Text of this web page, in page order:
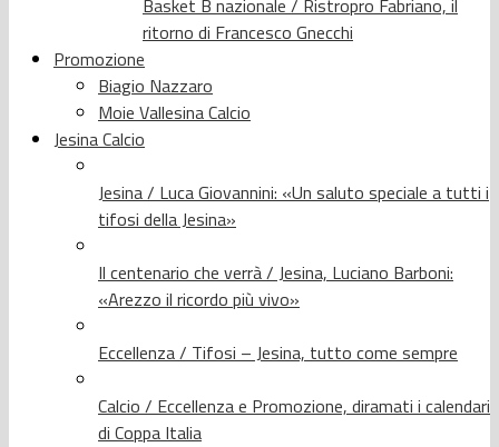
Basket B nazionale / Ristropro Fabriano, il
ritorno di Francesco Gnecchi
Promozione
Biagio Nazzaro
Moie Vallesina Calcio
Jesina Calcio
Jesina / Luca Giovannini: «Un saluto speciale a tutti i
tifosi della Jesina»
Il centenario che verrà / Jesina, Luciano Barboni:
«Arezzo il ricordo più vivo»
Eccellenza / Tifosi – Jesina, tutto come sempre
Calcio / Eccellenza e Promozione, diramati i calendari
di Coppa Italia